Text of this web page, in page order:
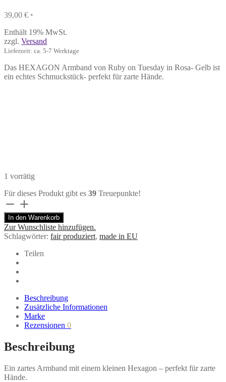
39,00 € *
Enthält 19% MwSt.
zzgl. Versand
Lieferzeit: ca. 5-7 Werktage
Das HEXAGON Armband von Ruby on Tuesday in Rosa- Gelb ist
ein echtes Schmuckstück- perfekt für zarte Hände.
1 vorrätig
Für dieses Produkt gibt es 39 Treuepunkte!
Armband
Hexagon
mit
Magnolien
Siebdruck
Ruby
on
Tuesday
Menge
In den Warenkorb
Zur Wunschliste hinzufügen.
Schlagwörter: fair produziert, made in EU
Teilen
Beschreibung
Zusätzliche Informationen
Marke
Rezensionen 0
Beschreibung
Ein zartes Armband mit einem kleinen Hexagon – perfekt für zarte
Hände.